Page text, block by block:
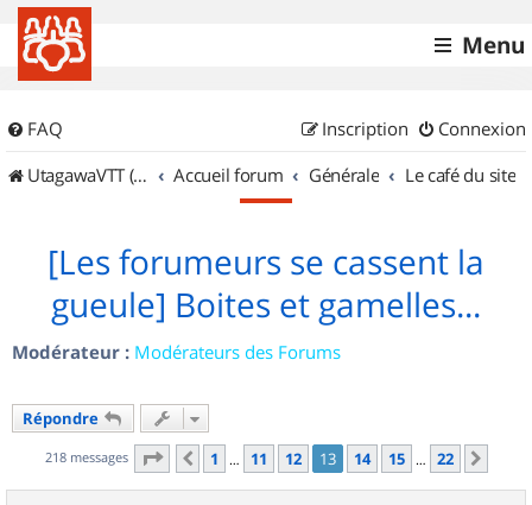
Menu
FAQ Connexion
Inscription
UtagawaVTT (Randos VTT et VTTAE avec traces GPS)
Accueil forum Générale Le café du site
[Les forumeurs se cassent la
gueule] Boites et gamelles...
Modérateur : Modérateurs des Forums
Répondre
218 messages Page 13 sur22
Précédent
1 … 11 12 13 14 15 … 22